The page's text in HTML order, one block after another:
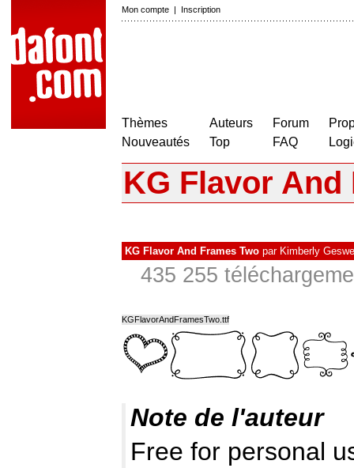
Mon compte | Inscription
Thèmes
Nouveautés
Auteurs
Top
Forum
FAQ
KG Flavor And
KG Flavor And Frames Two par Kimberly
435 255
KGFlavorAndFramesTwo.ttf
Note de l'auteur
Free for personal